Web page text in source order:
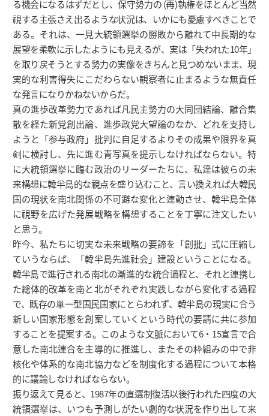
る機会になるはずだとし、保守勢力の (再)執権をほとんど当然
視する主張さえ出るような状況は、いかにも憂慮すべきことで
ある。それは、一見大統領選挙の勝敗から離れて中長期的な
展望を柔軟に示したようにも見えるが、実は「失われた10年」
を取り戻そうとする勢力の実像をきちんと見つめないまま、現
実的な利害得失にこだわらない観察者に止まるような無責任
な発言になりかねないからだ。
真の進歩改革勢力であれば凡民主勢力の大同団結論、離合集
散を経た新党創出論、進歩政党大望論のなか、どれを支持し
ようと「参与政府」批判に自足するよりその成果や限界を真
剣に検討し、先に進む青写真を提示しなければならない。特
に大統領選挙に臨む政治のリーダーたちに、私達は彼らの未
来構想に韓半島的な視点を盛り込むこと、言い換えれば大韓民
国の現状を南北関係の不可避な変化と連動させ、韓半島全体
に視野を広げた発展戦略を構想することを丁寧に注文したい
と思う。
昨今、私たちに切実な未来戦略の要諦を「創批」式に圧縮し
ていうならば、「韓半島先進社会」建設ということになる。
韓半島で進行される南北の漸進的な統合過程と、それと連携し
た総体的改革を南と北がそれぞれ実践しながら変化する過程
で、既存の単一型国民国家にとらわれず、韓半島の現実に合う
新しい国家形態を創案していくという時代の要請に共に参加
することを提案する。このような文脈において6・15宣言で合
意した南北連合を主導的に推進し、またその枠組みの中で非
核化や体系的な南北協力などを制度化する過程について本格
的に議論しなければならない。
振り返えて見ると、1987年の直選制復活以後行われた四度の大
統領選挙は、いつも予測しがたい劇的な状況を作り出して来